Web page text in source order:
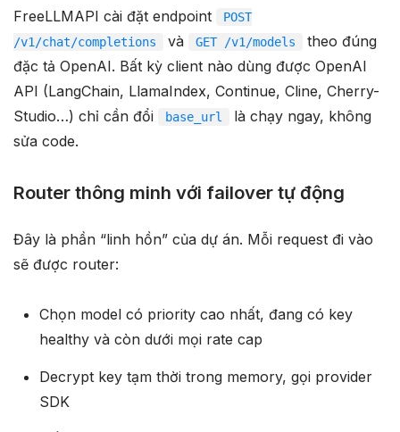
FreeLLMAPI cài đặt endpoint
POST
/v1/chat/completions
và GET /v1/models
theo đúng
đặc tả OpenAI. Bất kỳ client nào dùng được OpenAI
API (LangChain, LlamaIndex, Continue, Cline, Cherry-
Studio…) chỉ cần đổi
base_url
là chạy ngay, không
sửa code.
Router thông minh với failover tự động
Đây là phần “linh hồn” của dự án. Mỗi request đi vào
sẽ được router:
Chọn model có priority cao nhất, đang có key
healthy và còn dưới mọi rate cap
Decrypt key tạm thời trong memory, gọi provider
SDK